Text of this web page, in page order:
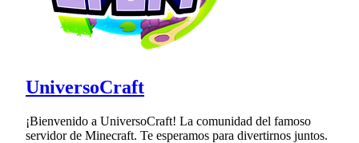
UniversoCraft
¡Bienvenido a UniversoCraft! La comunidad del famoso
servidor de Minecraft. Te esperamos para divertirnos juntos.